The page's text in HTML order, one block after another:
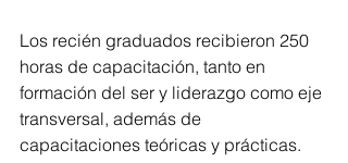
Los recién graduados recibieron 250
horas de capacitación, tanto en
formación del ser y liderazgo como eje
transversal, además de
capacitaciones teóricas y prácticas.